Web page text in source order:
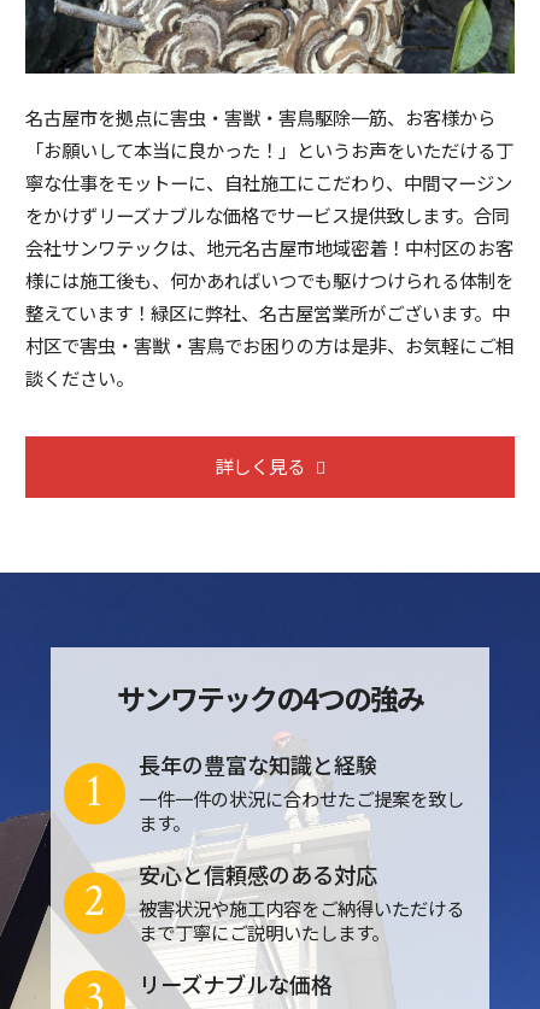
名古屋市を拠点に害虫・害獣・害鳥駆除一筋、お客様から
「お願いして本当に良かった！」というお声をいただける丁
寧な仕事をモットーに、自社施工にこだわり、中間マージン
をかけずリーズナブルな価格でサービス提供致します。合同
会社サンワテックは、地元名古屋市地域密着！中村区のお客
様には施工後も、何かあればいつでも駆けつけられる体制を
整えています！緑区に弊社、名古屋営業所がございます。中
村区で害虫・害獣・害鳥でお困りの方は是非、お気軽にご相
談ください。
詳しく見る
サンワテックの4つの強み
長年の豊富な知識と経験
一件一件の状況に合わせたご提案を致し
ます。
1
安心と信頼感のある対応
被害状況や施工内容をご納得いただける
まで丁寧にご説明いたします。
2
リーズナブルな価格